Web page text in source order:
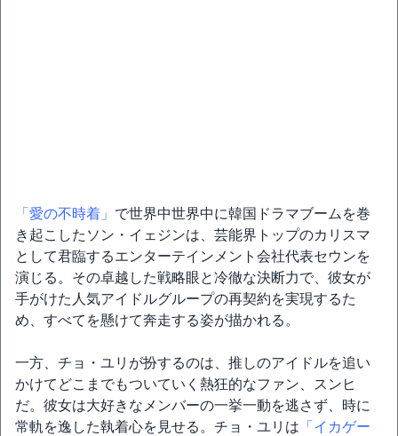
「愛の不時着」 で世界中世界中に韓国ドラマブームを巻
き起こしたソン・イェジンは、芸能界トップのカリスマ
として君臨するエンターテインメント会社代表セウンを
演じる。その卓越した戦略眼と冷徹な決断力で、彼女が
手がけた人気アイドルグループの再契約を実現するた
め、すべてを懸けて奔走する姿が描かれる。
一方、チョ・ユリが扮するのは、推しのアイドルを追い
かけてどこまでもついていく熱狂的なファン、スンヒ
だ。彼女は大好きなメンバーの一挙一動を逃さず、時に
常軌を逸した執着心を見せる。チョ・ユリは 「イカゲー